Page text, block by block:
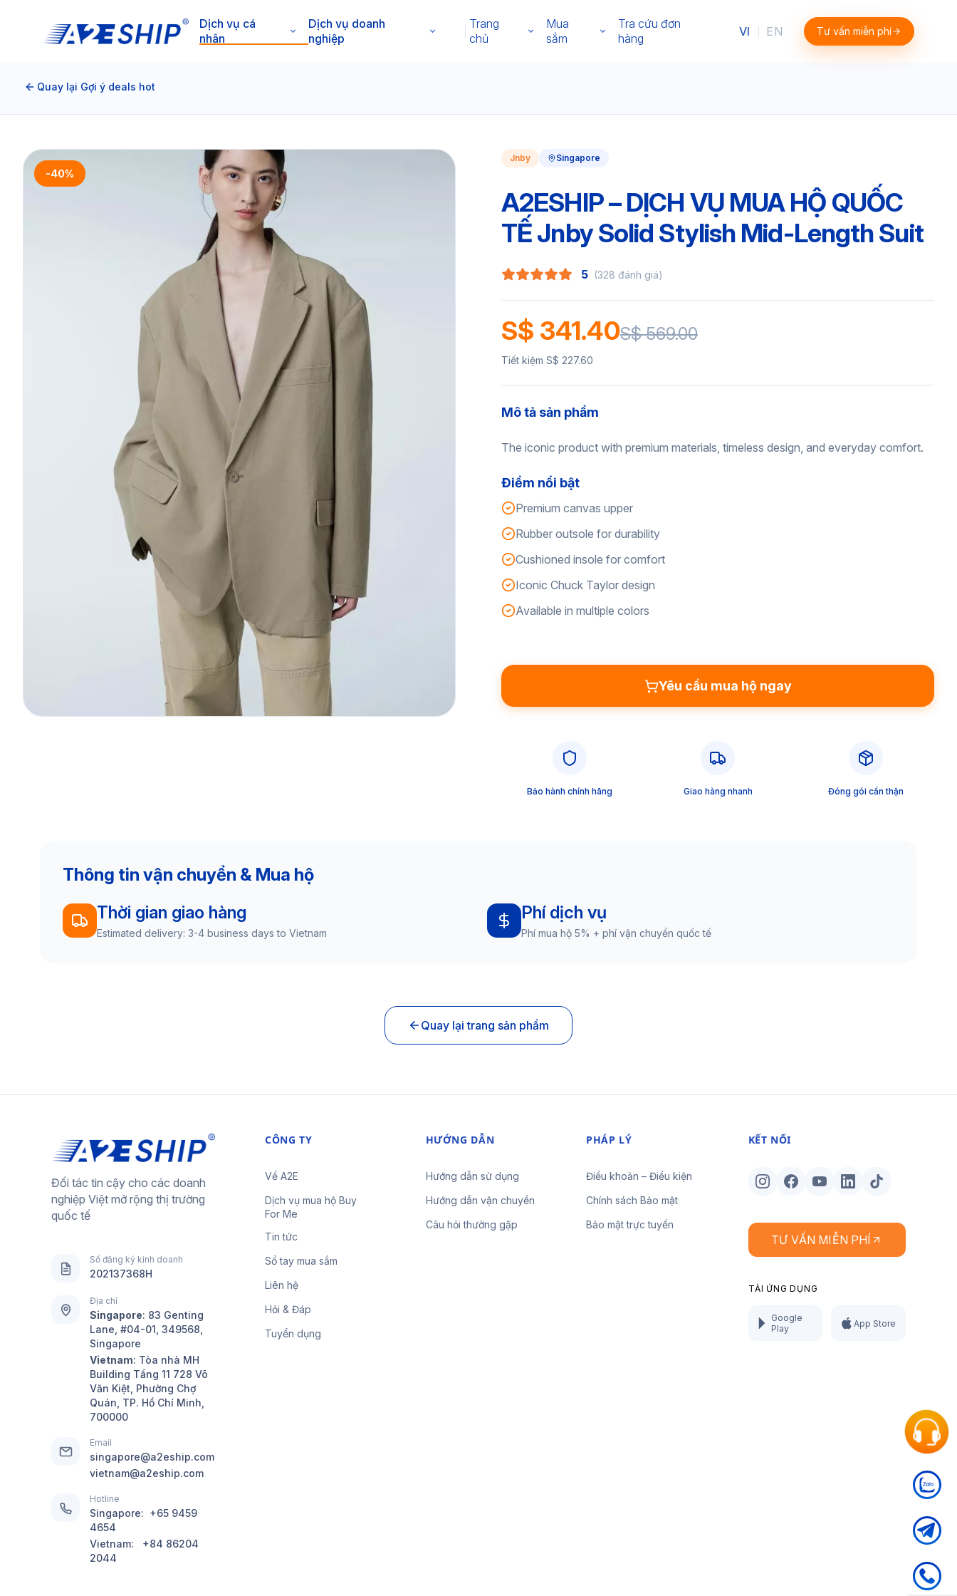
Dịch vụ cá
nhân
Dịch vụ doanh
nghiệp
Trang
chủ
Mua
sắm
Tra cứu đơn
hàng
VI EN Tư vấn miễn phí
Quay lại Gợi ý deals hot
-40%
Jnby Singapore
A2ESHIP – DỊCH VỤ MUA HỘ QUỐC
TẾ Jnby Solid Stylish Mid-Length Suit
5 (328 đánh giá)
S$ 341.40S$ 569.00
Tiết kiệm S$ 227.60
Mô tả sản phẩm
The iconic product with premium materials, timeless design, and everyday comfort.
Điểm nổi bật
Premium canvas upper
Rubber outsole for durability
Cushioned insole for comfort
Iconic Chuck Taylor design
Available in multiple colors
Yêu cầu mua hộ ngay
Bảo hành chính hãng Giao hàng nhanh Đóng gói cẩn thận
Thông tin vận chuyển & Mua hộ
Thời gian giao hàng
Estimated delivery: 3-4 business days to Vietnam
Phí dịch vụ
Phí mua hộ 5% + phí vận chuyển quốc tế
Quay lại trang sản phẩm
Đối tác tin cậy cho các doanh
nghiệp Việt mở rộng thị trường
quốc tế
Số đăng ký kinh doanh
202137368H
Địa chỉ
Singapore: 83 Genting
Lane, #04-01, 349568,
Singapore
Vietnam: Tòa nhà MH
Building Tầng 11 728 Võ
Văn Kiệt, Phường Chợ
Quán, TP. Hồ Chí Minh,
700000
Email
singapore@a2eship.com
vietnam@a2eship.com
Hotline
Singapore: +65 9459
4654
Vietnam: +84 86204
2044
CÔNG TY
Về A2E
Dịch vụ mua hộ Buy
For Me
Tin tức
Sổ tay mua sắm
Liên hệ
Hỏi & Đáp
Tuyển dụng
HƯỚNG DẪN
Hướng dẫn sử dụng
Hướng dẫn vận chuyển
Câu hỏi thường gặp
PHÁP LÝ
Điều khoản – Điều kiện
Chính sách Bảo mật
Bảo mật trực tuyến
KẾT NỐI
TƯ VẤN MIỄN PHÍ
TẢI ỨNG DỤNG
Google
Play
App Store